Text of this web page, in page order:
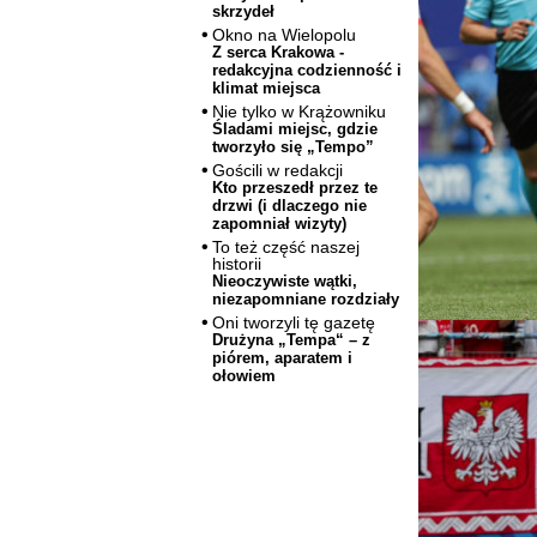
skrzydeł
Okno na Wielopolu
Z serca Krakowa -
redakcyjna codzienność i
klimat miejsca
Nie tylko w Krążowniku
Śladami miejsc, gdzie
tworzyło się „Tempo”
Gościli w redakcji
Kto przeszedł przez te
drzwi (i dlaczego nie
zapomniał wizyty)
To też część naszej
historii
Nieoczywiste wątki,
niezapomniane rozdziały
Oni tworzyli tę gazetę
Drużyna „Tempa“ – z
piórem, aparatem i
ołowiem